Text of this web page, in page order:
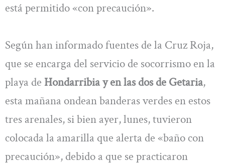
está permitido «con precaución».
Según han informado fuentes de la Cruz Roja,
que se encarga del servicio de socorrismo en la
playa de Hondarribia y en las dos de Getaria,
esta mañana ondean banderas verdes en estos
tres arenales, si bien ayer, lunes, tuvieron
colocada la amarilla que alerta de «baño con
precaución», debido a que se practicaron